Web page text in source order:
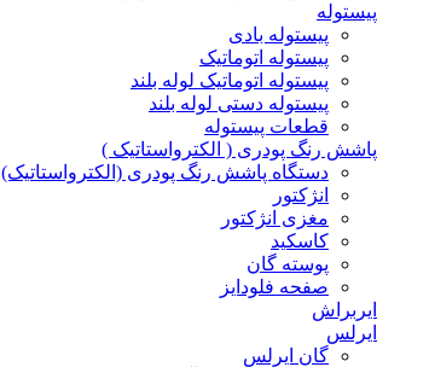
پیستوله
پیستوله بادی
پیستوله اتوماتیک
پیستوله اتوماتیک لوله بلند
پیستوله دستی لوله بلند
قطعات پیستوله
پاشش رنگ پودری ( الکترواستاتیک )
دستگاه پاشش رنگ پودری (الکترواستاتیک)
انژکتور
مغزی انژکتور
کاسکید
پوسته گان
صفحه فلودایز
ایربراش
ایرلس
گان ایرلس